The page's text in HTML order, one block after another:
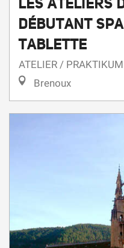
TABLETTE
ATELIER / PRAKTIKUM
Brenoux